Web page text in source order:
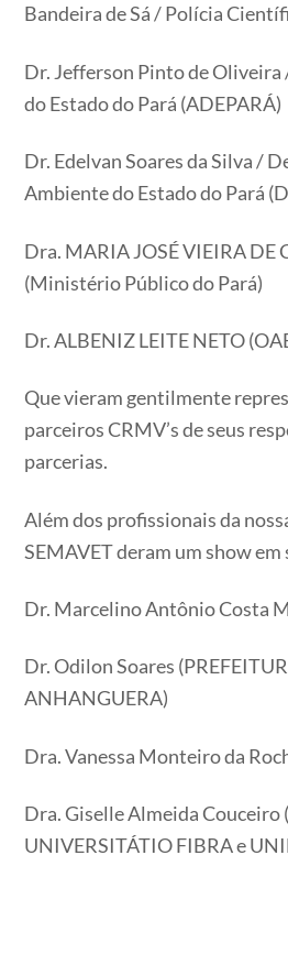
Bandeira de Sá / Polícia
Dr. Jefferson Pinto de Oliveira
do Estado do Pará (ADEPARÁ)
Dr. Edelvan Soares da Silva /
Ambiente do Estado do Pará
Dra. MARIA JOSÉ VIEIRA DE
(Ministério Público do Pará)
Dr. ALBENIZ LEITE NETO
Que vieram gentilmente
parceiros CRMV’s de seus
parcerias.
Além dos profissionais da
SEMAVET deram um show em
Dr. Marcelino Antônio Costa
Dr. Odilon Soares
ANHANGUERA)
Dra. Vanessa Monteiro da
Dra. Giselle Almeida Couceiro
UNIVERSITÁTIO FIBRA e